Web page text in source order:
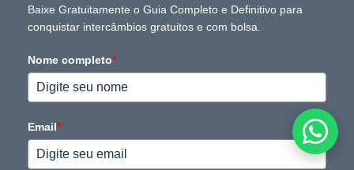
Baixe Gratuitamente o Guia Completo e Definitivo para
conquistar intercâmbios gratuitos e com bolsa.
Nome completo*
Email*